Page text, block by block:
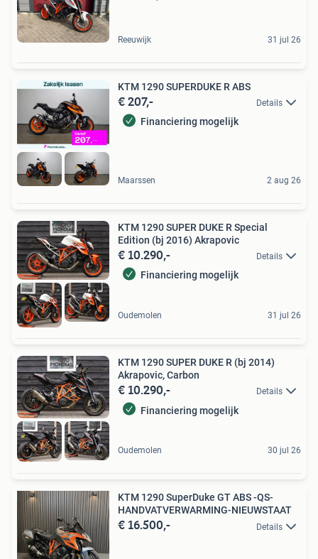
Reeuwijk 31 jul 26
KTM 1290 SUPERDUKE R ABS
€ 207,- Details
Financiering mogelijk
Maarssen 2 aug 26
KTM 1290 SUPER DUKE R Special
Edition (bj 2016) Akrapovic
€ 10.290,- Details
Financiering mogelijk
Oudemolen 31 jul 26
KTM 1290 SUPER DUKE R (bj 2014)
Akrapovic, Carbon
€ 10.290,- Details
Financiering mogelijk
Oudemolen 30 jul 26
KTM 1290 SuperDuke GT ABS -QS-
HANDVATVERWARMING-NIEUWSTAAT
€ 16.500,- Details